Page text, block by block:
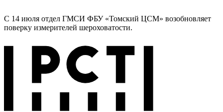
С 14 июля отдел ГМСИ ФБУ «Томский ЦСМ» возобновляет
поверку измерителей шероховатости.